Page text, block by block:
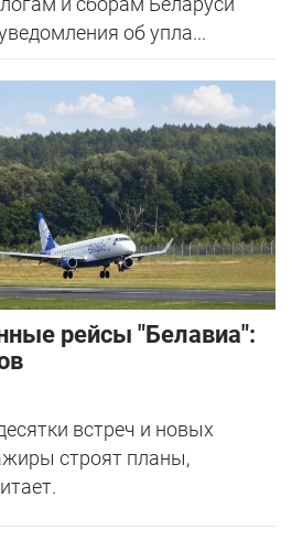
об упла...
рейсы "Белавиа":
встреч и новых
строят планы,